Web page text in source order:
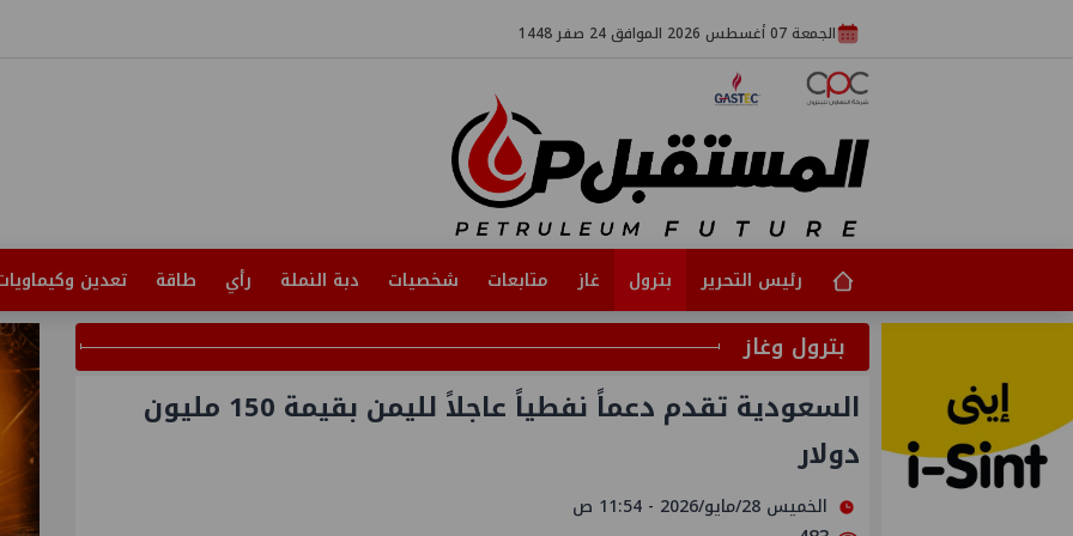
الجمعة 07 أغسطس 2026 الموافق 24 صفر 1448
رئيس التحرير بترول غاز متابعات شخصيات دبة النملة رأي طاقة تعدين
بترول وغاز
السعودية تقدم دعماً نفطياً عاجلاً لليمن بقيمة 150 مليون
دولار
الخميس 28/مايو/2026 - 11:54 ص